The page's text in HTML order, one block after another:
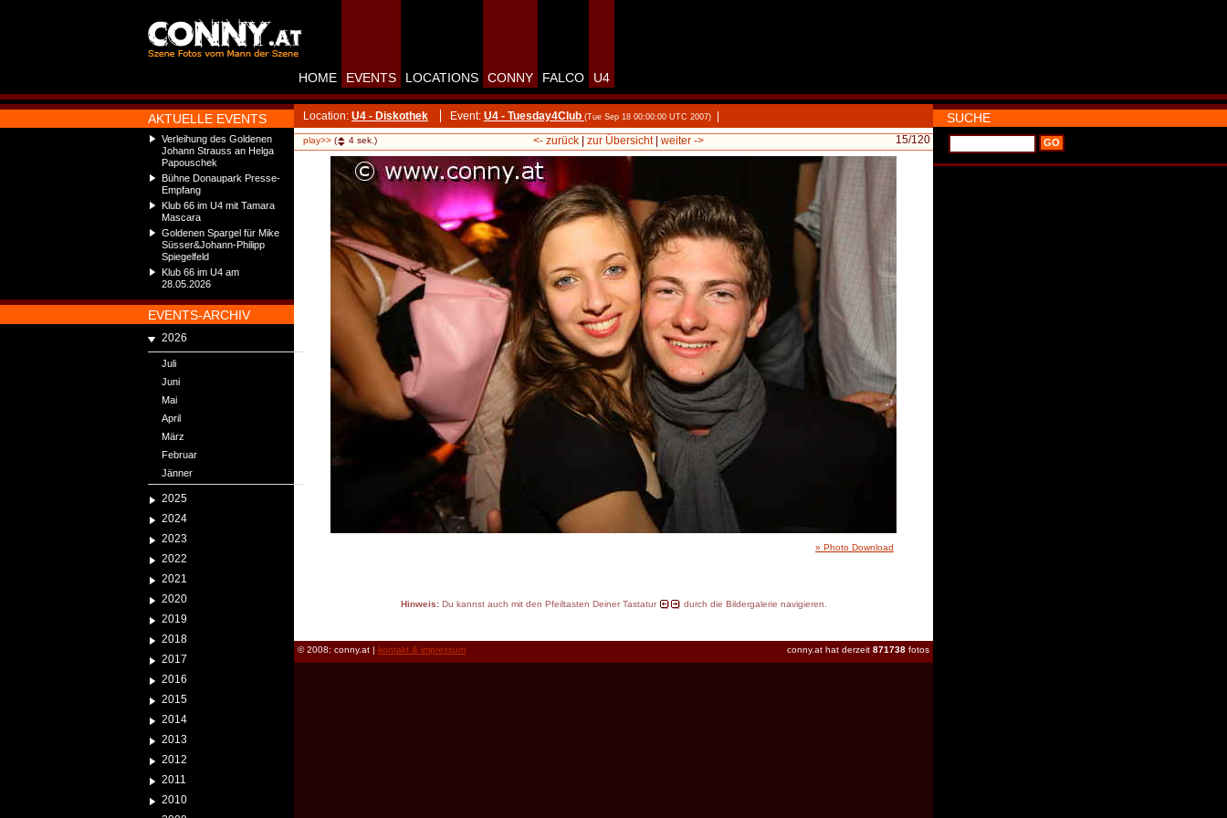
AKTUELLE EVENTS
Verleihung des Goldenen
Johann Strauss an Helga
Papouschek
Bühne Donaupark Presse-
Empfang
Klub 66 im U4 mit Tamara
Mascara
Goldenen Spargel für Mike
Süsser&Johann-Philipp
Spiegelfeld
Klub 66 im U4 am
28.05.2026
EVENTS-ARCHIV
2026
Juli
Juni
Mai
April
März
Februar
Jänner
2025
2024
2023
2022
2021
2020
2019
2018
2017
2016
2015
2014
2013
2012
2011
2010
HOME EVENTS LOCATIONS CONNY FALCO U4
Location: U4 - Diskothek Event: U4 - Tuesday4Club (Tue Sep 18 00:00:00 UTC 2007)
play>> ( 4 sek.) 15/120
<- zurück| zur Übersicht| weiter ->
» Photo Download
Hinweis:Du kannst auch mit den Pfeiltasten Deiner Tastatur durch die Bildergalerie navigieren.
conny.at hat derzeit 871738 fotos
© 2008: conny.at | kontakt & impressum
SUCHE